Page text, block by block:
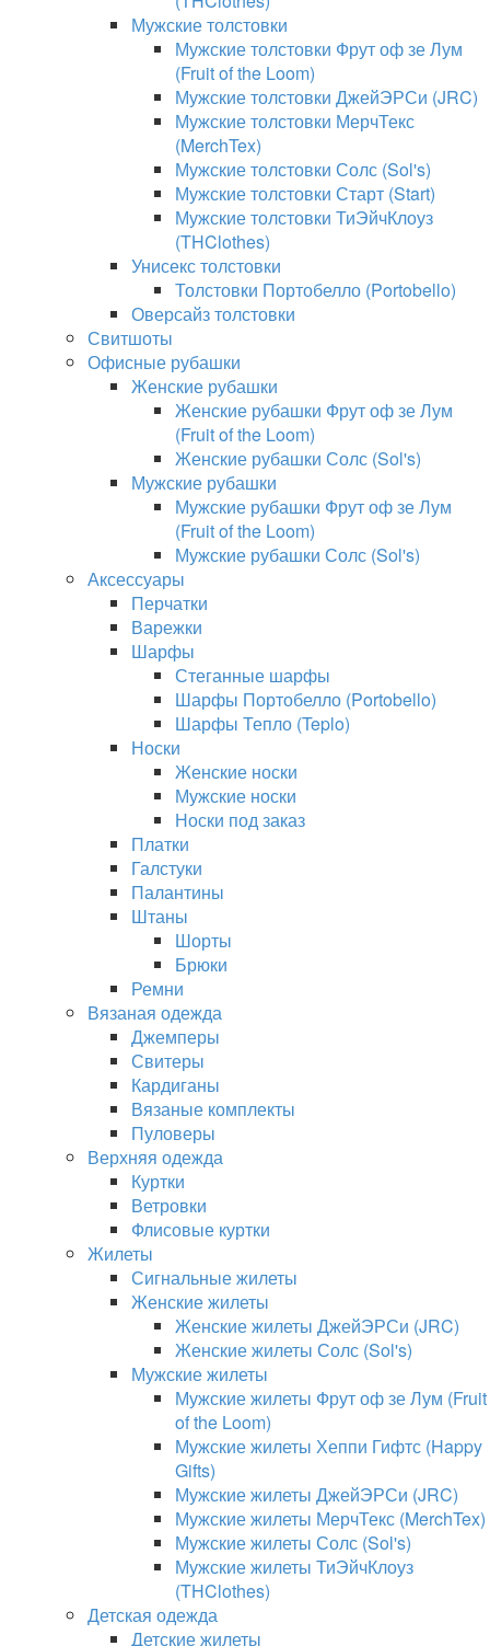
Мужские толстовки
Мужские толстовки Фрут оф зе Лум
(Fruit of the Loom)
Мужские толстовки ДжейЭРСи (JRC)
Мужские толстовки МерчТекс
(MerchTex)
Мужские толстовки Солс (Sol's)
Мужские толстовки Старт (Start)
Мужские толстовки ТиЭйчКлоуз
(THClothes)
Унисекс толстовки
Толстовки Портобелло (Portobello)
Оверсайз толстовки
Свитшоты
Офисные рубашки
Женские рубашки
Женские рубашки Фрут оф зе Лум
(Fruit of the Loom)
Женские рубашки Солс (Sol's)
Мужские рубашки
Мужские рубашки Фрут оф зе Лум
(Fruit of the Loom)
Мужские рубашки Солс (Sol's)
Аксессуары
Перчатки
Варежки
Шарфы
Стеганные шарфы
Шарфы Портобелло (Portobello)
Шарфы Тепло (Teplo)
Носки
Женские носки
Мужские носки
Носки под заказ
Платки
Галстуки
Палантины
Штаны
Шорты
Брюки
Ремни
Вязаная одежда
Джемперы
Свитеры
Кардиганы
Вязаные комплекты
Пуловеры
Верхняя одежда
Куртки
Ветровки
Флисовые куртки
Жилеты
Сигнальные жилеты
Женские жилеты
Женские жилеты ДжейЭРСи (JRC)
Женские жилеты Солс (Sol's)
Мужские жилеты
Мужские жилеты Фрут оф зе Лум (Fruit
of the Loom)
Мужские жилеты Хеппи Гифтс (Happy
Gifts)
Мужские жилеты ДжейЭРСи (JRC)
Мужские жилеты МерчТекс (MerchTex)
Мужские жилеты Солс (Sol's)
Мужские жилеты ТиЭйчКлоуз
(THClothes)
Детская одежда
Детские жилеты